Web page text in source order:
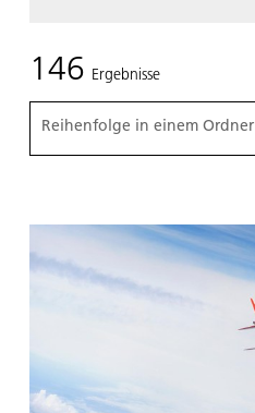
146 Ergebnisse
Reihenfolge in einem Ordner